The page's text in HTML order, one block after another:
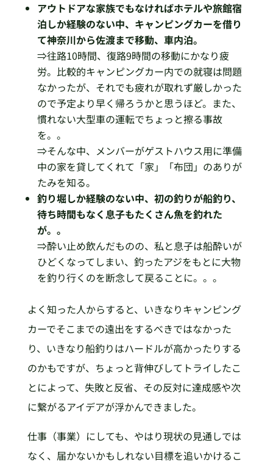
アウトドアな家族でもなければホテルや旅館宿
泊しか経験のない中、キャンピングカーを借り
て神奈川から佐渡まで移動、車内泊。
⇒往路10時間、復路9時間の移動にかなり疲
労。比較的キャンピングカー内での就寝は問題
なかったが、それでも疲れが取れず厳しかった
ので予定より早く帰ろうかと思うほど。また、
慣れない大型車の運転でちょっと擦る事故
を。。
⇒そんな中、メンバーがゲストハウス用に準備
中の家を貸してくれて「家」「布団」のありが
たみを知る。
釣り堀しか経験のない中、初の釣りが船釣り、
待ち時間もなく息子もたくさん魚を釣れた
が。。
⇒酔い止め飲んだものの、私と息子は船酔いが
ひどくなってしまい、釣ったアジをもとに大物
を釣り行くのを断念して戻ることに。。。
よく知った人からすると、いきなりキャンピング
カーでそこまでの遠出をするべきではなかった
り、いきなり船釣りはハードルが高かったりする
のかもですが、ちょっと背伸びしてトライしたこ
とによって、失敗と反省、その反対に達成感や次
に繋がるアイデアが浮かんできました。
仕事（事業）にしても、やはり現状の見通しでは
なく、届かないかもしれない目標を追いかけるこ